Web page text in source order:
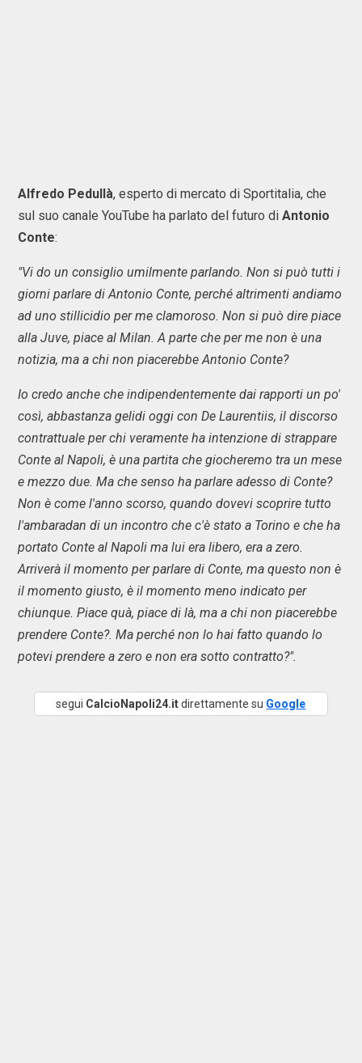
Alfredo Pedullà, esperto di mercato di Sportitalia, che
sul suo canale YouTube ha parlato del futuro di Antonio
Conte:
"Vi do un consiglio umilmente parlando. Non si può tutti i
giorni parlare di Antonio Conte, perché altrimenti andiamo
ad uno stillicidio per me clamoroso. Non si può dire piace
alla Juve, piace al Milan. A parte che per me non è una
notizia, ma a chi non piacerebbe Antonio Conte?
Io credo anche che indipendentemente dai rapporti un po'
così, abbastanza gelidi oggi con De Laurentiis, il discorso
contrattuale per chi veramente ha intenzione di strappare
Conte al Napoli, è una partita che giocheremo tra un mese
e mezzo due. Ma che senso ha parlare adesso di Conte?
Non è come l'anno scorso, quando dovevi scoprire tutto
l'ambaradan di un incontro che c'è stato a Torino e che ha
portato Conte al Napoli ma lui era libero, era a zero.
Arriverà il momento per parlare di Conte, ma questo non è
il momento giusto, è il momento meno indicato per
chiunque. Piace quà, piace di là, ma a chi non piacerebbe
prendere Conte?. Ma perché non lo hai fatto quando lo
potevi prendere a zero e non era sotto contratto?".
segui CalcioNapoli24.itdirettamente su Google